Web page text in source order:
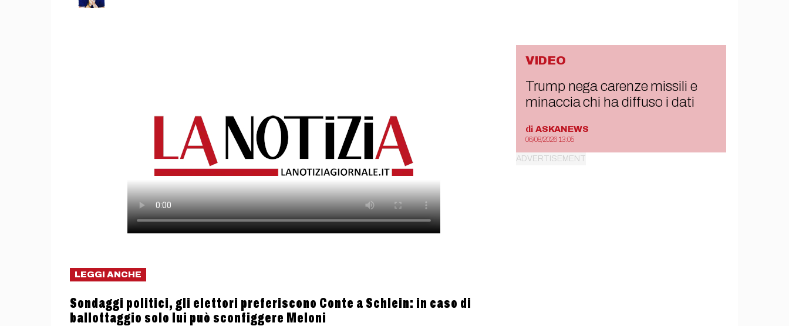
LEGGI ANCHE
Sondaggi politici, gli elettori preferiscono Conte a Schlein: in caso di
ballottaggio solo lui può sconfiggere Meloni
VIDEO
Trump nega carenze missili e
minaccia chi ha diffuso i dati
di ASKANEWS
06/08/2026 13:05